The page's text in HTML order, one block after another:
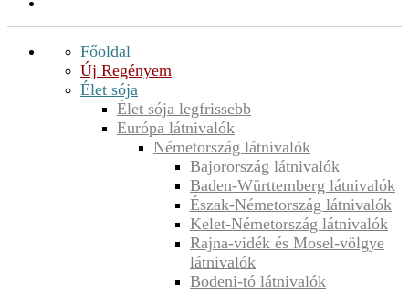
Főoldal
Új Regényem
Élet sója
Élet sója legfrissebb
Európa látnivalók
Németország látnivalók
Bajorország látnivalók
Baden-Württemberg látnivalók
Észak-Németország látnivalók
Kelet-Németország látnivalók
Rajna-vidék és Mosel-völgye
látnivalók
Bodeni-tó látnivalók